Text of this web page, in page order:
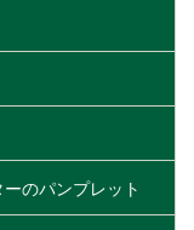
のパンプレット